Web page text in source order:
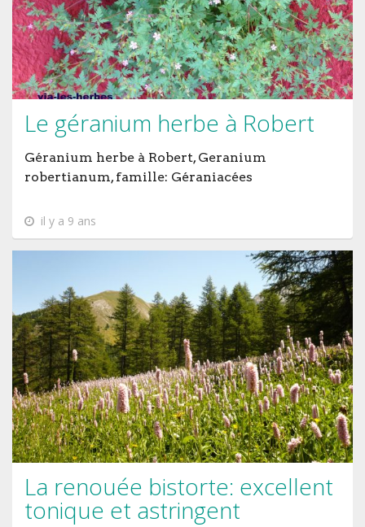
Le géranium herbe à Robert
Géranium herbe à Robert, Geranium
robertianum, famille: Géraniacées
il y a 9 ans
La renouée bistorte: excellent
tonique et astringent